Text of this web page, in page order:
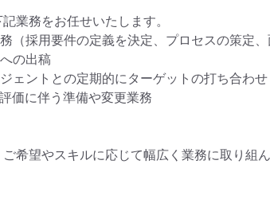
業務をお任せいたします。
価に伴う準備や変更業務
希望やスキルに応じて幅広く業務に取り組